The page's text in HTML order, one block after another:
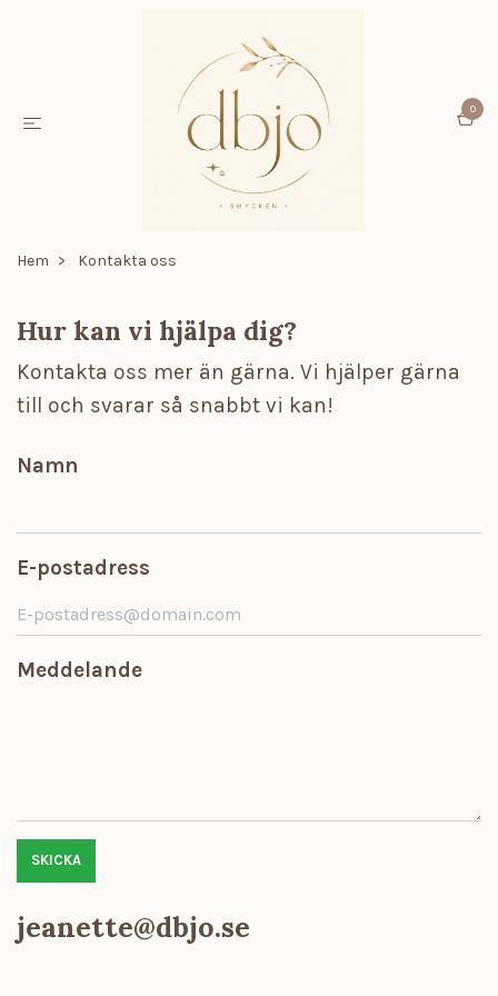
0
Hem Kontakta oss
Hur kan vi hjälpa dig?
Kontakta oss mer än gärna. Vi hjälper gärna
till och svarar så snabbt vi kan!
Namn
E-postadress
Meddelande
SKICKA
jeanette@dbjo.se